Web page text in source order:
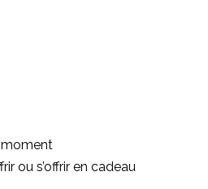
ou s’offrir en cadeau